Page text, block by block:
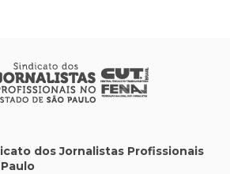
dos Jornalistas Profissionais